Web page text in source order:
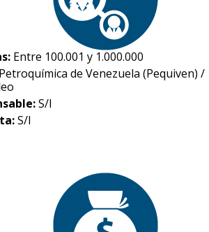
Entre 100.001 y 1.000.000
Petroquímica de Venezuela (Pequiven) /
S/I
S/I